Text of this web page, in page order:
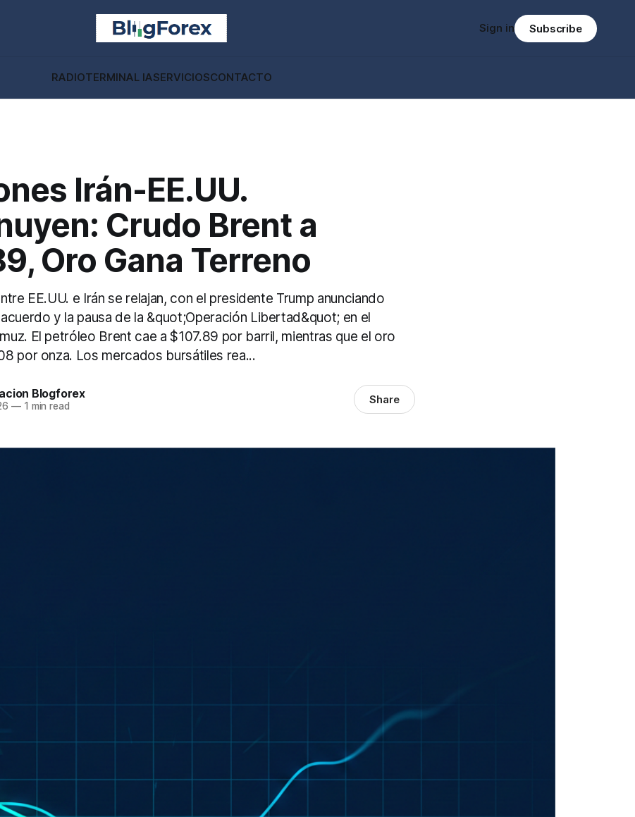
RADIOTERMINAL IASERVICIOSCONTACTO
Sign in Subscribe
Irán-EE.UU.
Crudo Brent a
Oro Gana Terreno
EE.UU. e Irán se relajan, con el presidente Trump anunciando
y la pausa de la &quot;Operación Libertad&quot; en el
El petróleo Brent cae a $107.89 por barril, mientras que el oro
por onza. Los mercados bursátiles rea...
Blogforex
—1 min read Share